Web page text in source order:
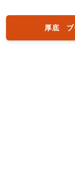
厚底 ブ